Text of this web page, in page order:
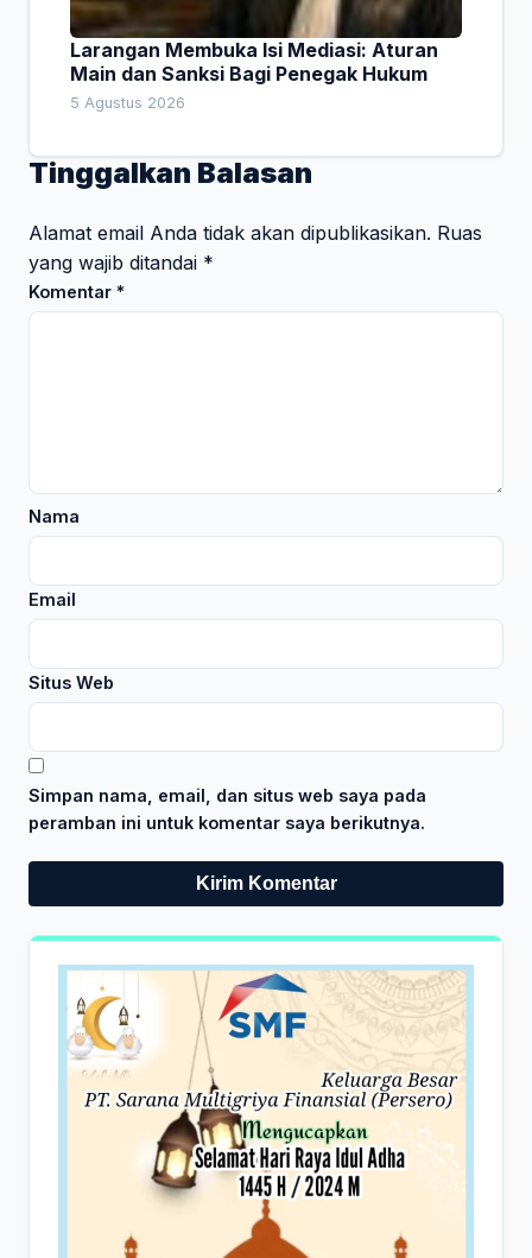
Larangan Membuka Isi Mediasi: Aturan
Main dan Sanksi Bagi Penegak Hukum
5 Agustus 2026
Tinggalkan Balasan
Alamat email Anda tidak akan dipublikasikan. Ruas
yang wajib ditandai *
Komentar *
Nama
Email
Situs Web
Simpan nama, email, dan situs web saya pada
peramban ini untuk komentar saya berikutnya.